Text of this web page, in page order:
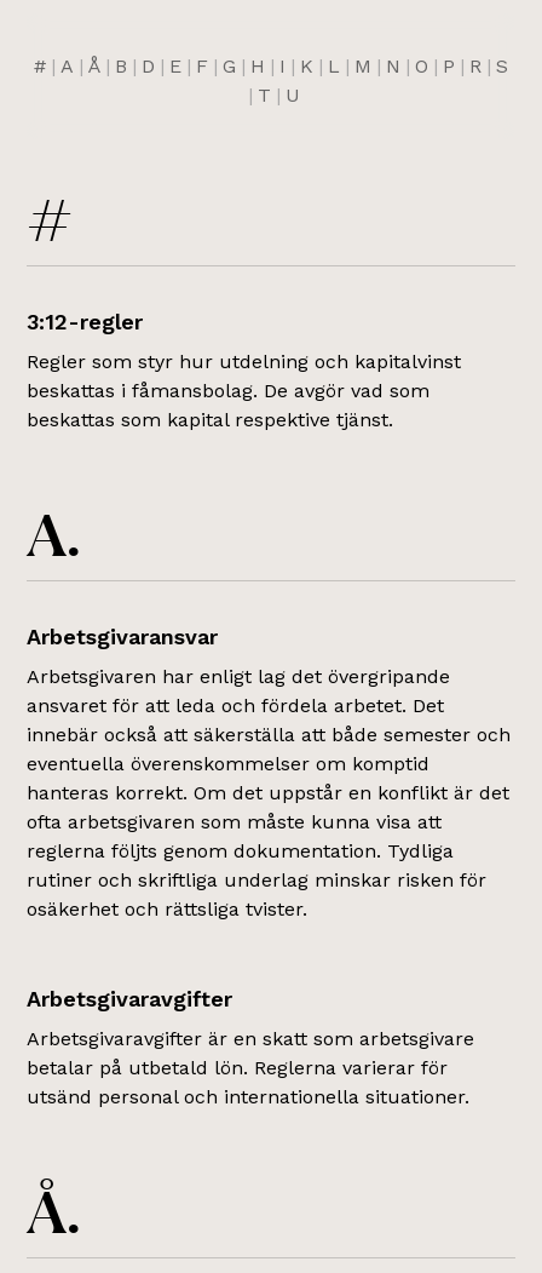
# | A | Å | B | D | E | F | G | H | I | K | L | M | N | O | P | R | S
| T | U
#
3:12-regler
Regler som styr hur utdelning och kapitalvinst
beskattas i fåmansbolag. De avgör vad som
beskattas som kapital respektive tjänst.
A.
Arbetsgivaransvar
Arbetsgivaren har enligt lag det övergripande
ansvaret för att leda och fördela arbetet. Det
innebär också att säkerställa att både semester och
eventuella överenskommelser om komptid
hanteras korrekt. Om det uppstår en konflikt är det
ofta arbetsgivaren som måste kunna visa att
reglerna följts genom dokumentation. Tydliga
rutiner och skriftliga underlag minskar risken för
osäkerhet och rättsliga tvister.
Arbetsgivaravgifter
Arbetsgivaravgifter är en skatt som arbetsgivare
betalar på utbetald lön. Reglerna varierar för
utsänd personal och internationella situationer.
Å.